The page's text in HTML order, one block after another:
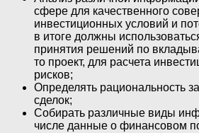
сфере для качественного
инвестиционных условий и
в итоге должны
принятия решений по
то проект, для расчета
рисков;
Определять рациональность
сделок;
Собирать различные виды
числе данные о финансовом